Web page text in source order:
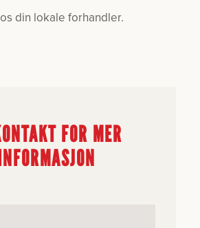
din lokale forhandler.
FOR MER